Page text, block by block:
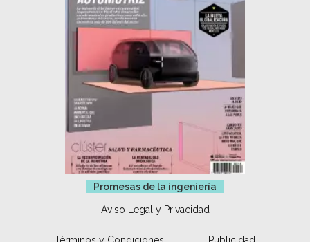
Promesas de la ingeniería
Aviso Legal y Privacidad